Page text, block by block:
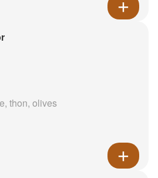
thon, olives